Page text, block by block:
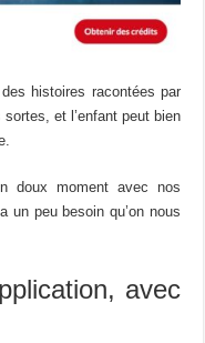
histoires racontées par
et l’enfant peut bien
doux moment avec nos
un peu besoin qu’on nous
avec